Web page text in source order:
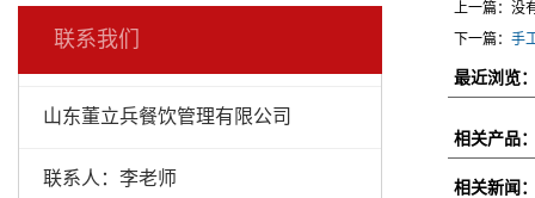
联系我们
山东董立兵餐饮管理有限公司
联系人：李老师
上一篇：没
下一篇： 手
最近浏览：
相关产品：
相关新闻：